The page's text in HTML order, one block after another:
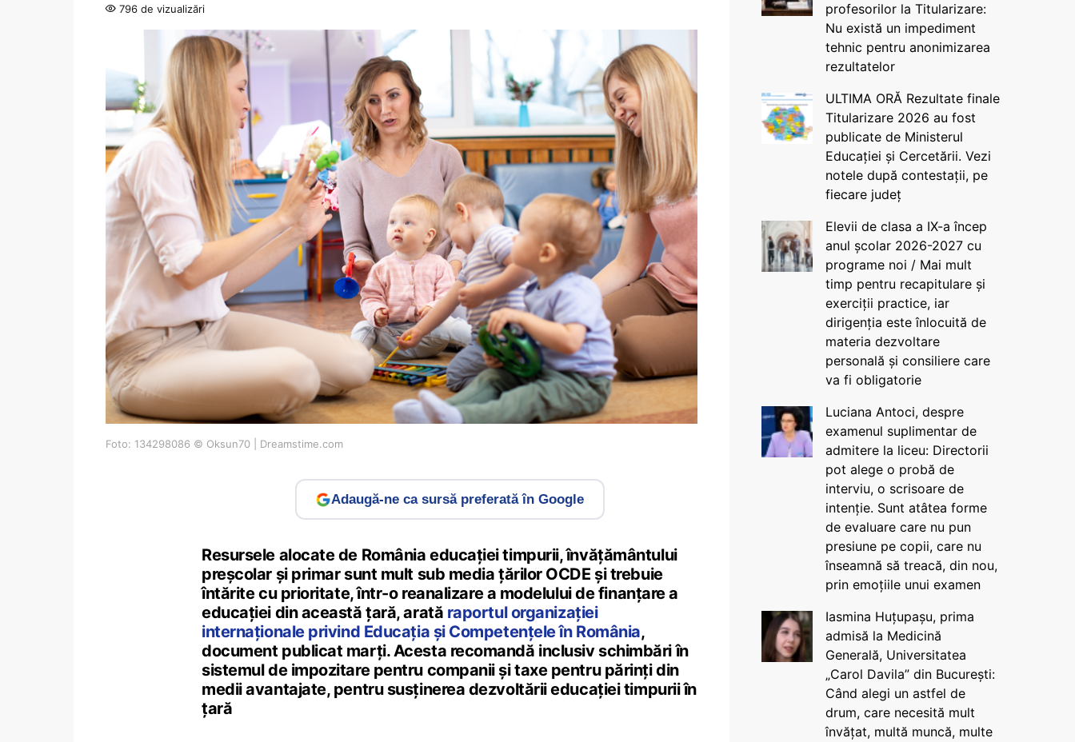
796 de vizualizări
Foto: 134298086 © Oksun70 | Dreamstime.com
Adaugă-ne ca sursă preferată în Google
Resursele alocate de România educației timpurii, învățământului
preșcolar și primar sunt mult sub media țărilor OCDE și trebuie
întărite cu prioritate, într-o reanalizare a modelului de finanțare a
educației din această țară, arată raportul organizației
internaționale privind Educația și Competențele în România,
document publicat marți. Acesta recomandă inclusiv schimbări în
sistemul de impozitare pentru companii și taxe pentru părinți din
medii avantajate, pentru susținerea dezvoltării educației timpurii în
țară
profesorilor la Titularizare:
Nu există un impediment
tehnic pentru anonimizarea
rezultatelor
ULTIMA ORĂ Rezultate finale
Titularizare 2026 au fost
publicate de Ministerul
Educației și Cercetării. Vezi
notele după contestații, pe
fiecare județ
Elevii de clasa a IX-a încep
anul școlar 2026-2027 cu
programe noi / Mai mult
timp pentru recapitulare și
exerciții practice, iar
dirigenția este înlocuită de
materia dezvoltare
personală și consiliere care
va fi obligatorie
Luciana Antoci, despre
examenul suplimentar de
admitere la liceu: Directorii
pot alege o probă de
interviu, o scrisoare de
intenție. Sunt atâtea forme
de evaluare care nu pun
presiune pe copii, care nu
înseamnă să treacă, din nou,
prin emoțiile unui examen
Iasmina Huțupașu, prima
admisă la Medicină
Generală, Universitatea
„Carol Davila” din București:
Când alegi un astfel de
drum, care necesită mult
învățat, multă muncă, multe